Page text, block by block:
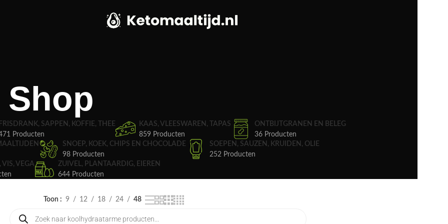
Shop
FRISDRANK, SAPPEN, KOFFIE, THEE
Producten
KAAS, VLEESWAREN, TAPAS
859 Producten
ONTBIJTGRANEN EN BELEG
36 Producten
SNOEP, KOEK, CHIPS EN CHOCOLADE
98 Producten
SOEPEN, SAUZEN, KRUIDEN, OLIE
252 Producten
VIS, VEGA
ZUIVEL, PLANTAARDIG, EIEREN
644 Producten
Toon 9 12 18 24 48